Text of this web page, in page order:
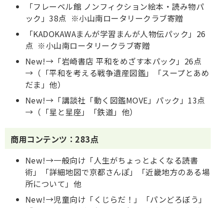
「フレーベル館 ノンフィクション絵本・読み物パ
ック」38点 ※小山南ロータリークラブ寄贈
「KADOKAWAまんが学習まんが人物伝パック」26
点 ※小山南ロータリークラブ寄贈
New!→「岩崎書店 平和をめざす本パック」26点
→（「平和を考える戦争遺産図鑑」「スープとあめ
だま」他）
New!→「講談社「動く図鑑MOVE」パック」13点
→（「星と星座」「鉄道」他）
商用コンテンツ：283点
New!→一般向け「人生がちょっとよくなる読書
術」「詳細地図で京都さんぽ」「近畿地方のある場
所について」他
New!→児童向け「くじらだ！」「パンどろぼう」